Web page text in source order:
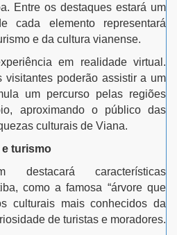
Entre os destaques estará um
cada elemento representará
e da cultura vianense.
em realidade virtual.
visitantes poderão assistir a um
um percurso pelas regiões
aproximando o público das
culturais de Viana.
turismo
destacará características
como a famosa “árvore que
culturais mais conhecidos da
de turistas e moradores.